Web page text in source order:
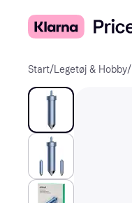
Start/Legetøj & Hobby/